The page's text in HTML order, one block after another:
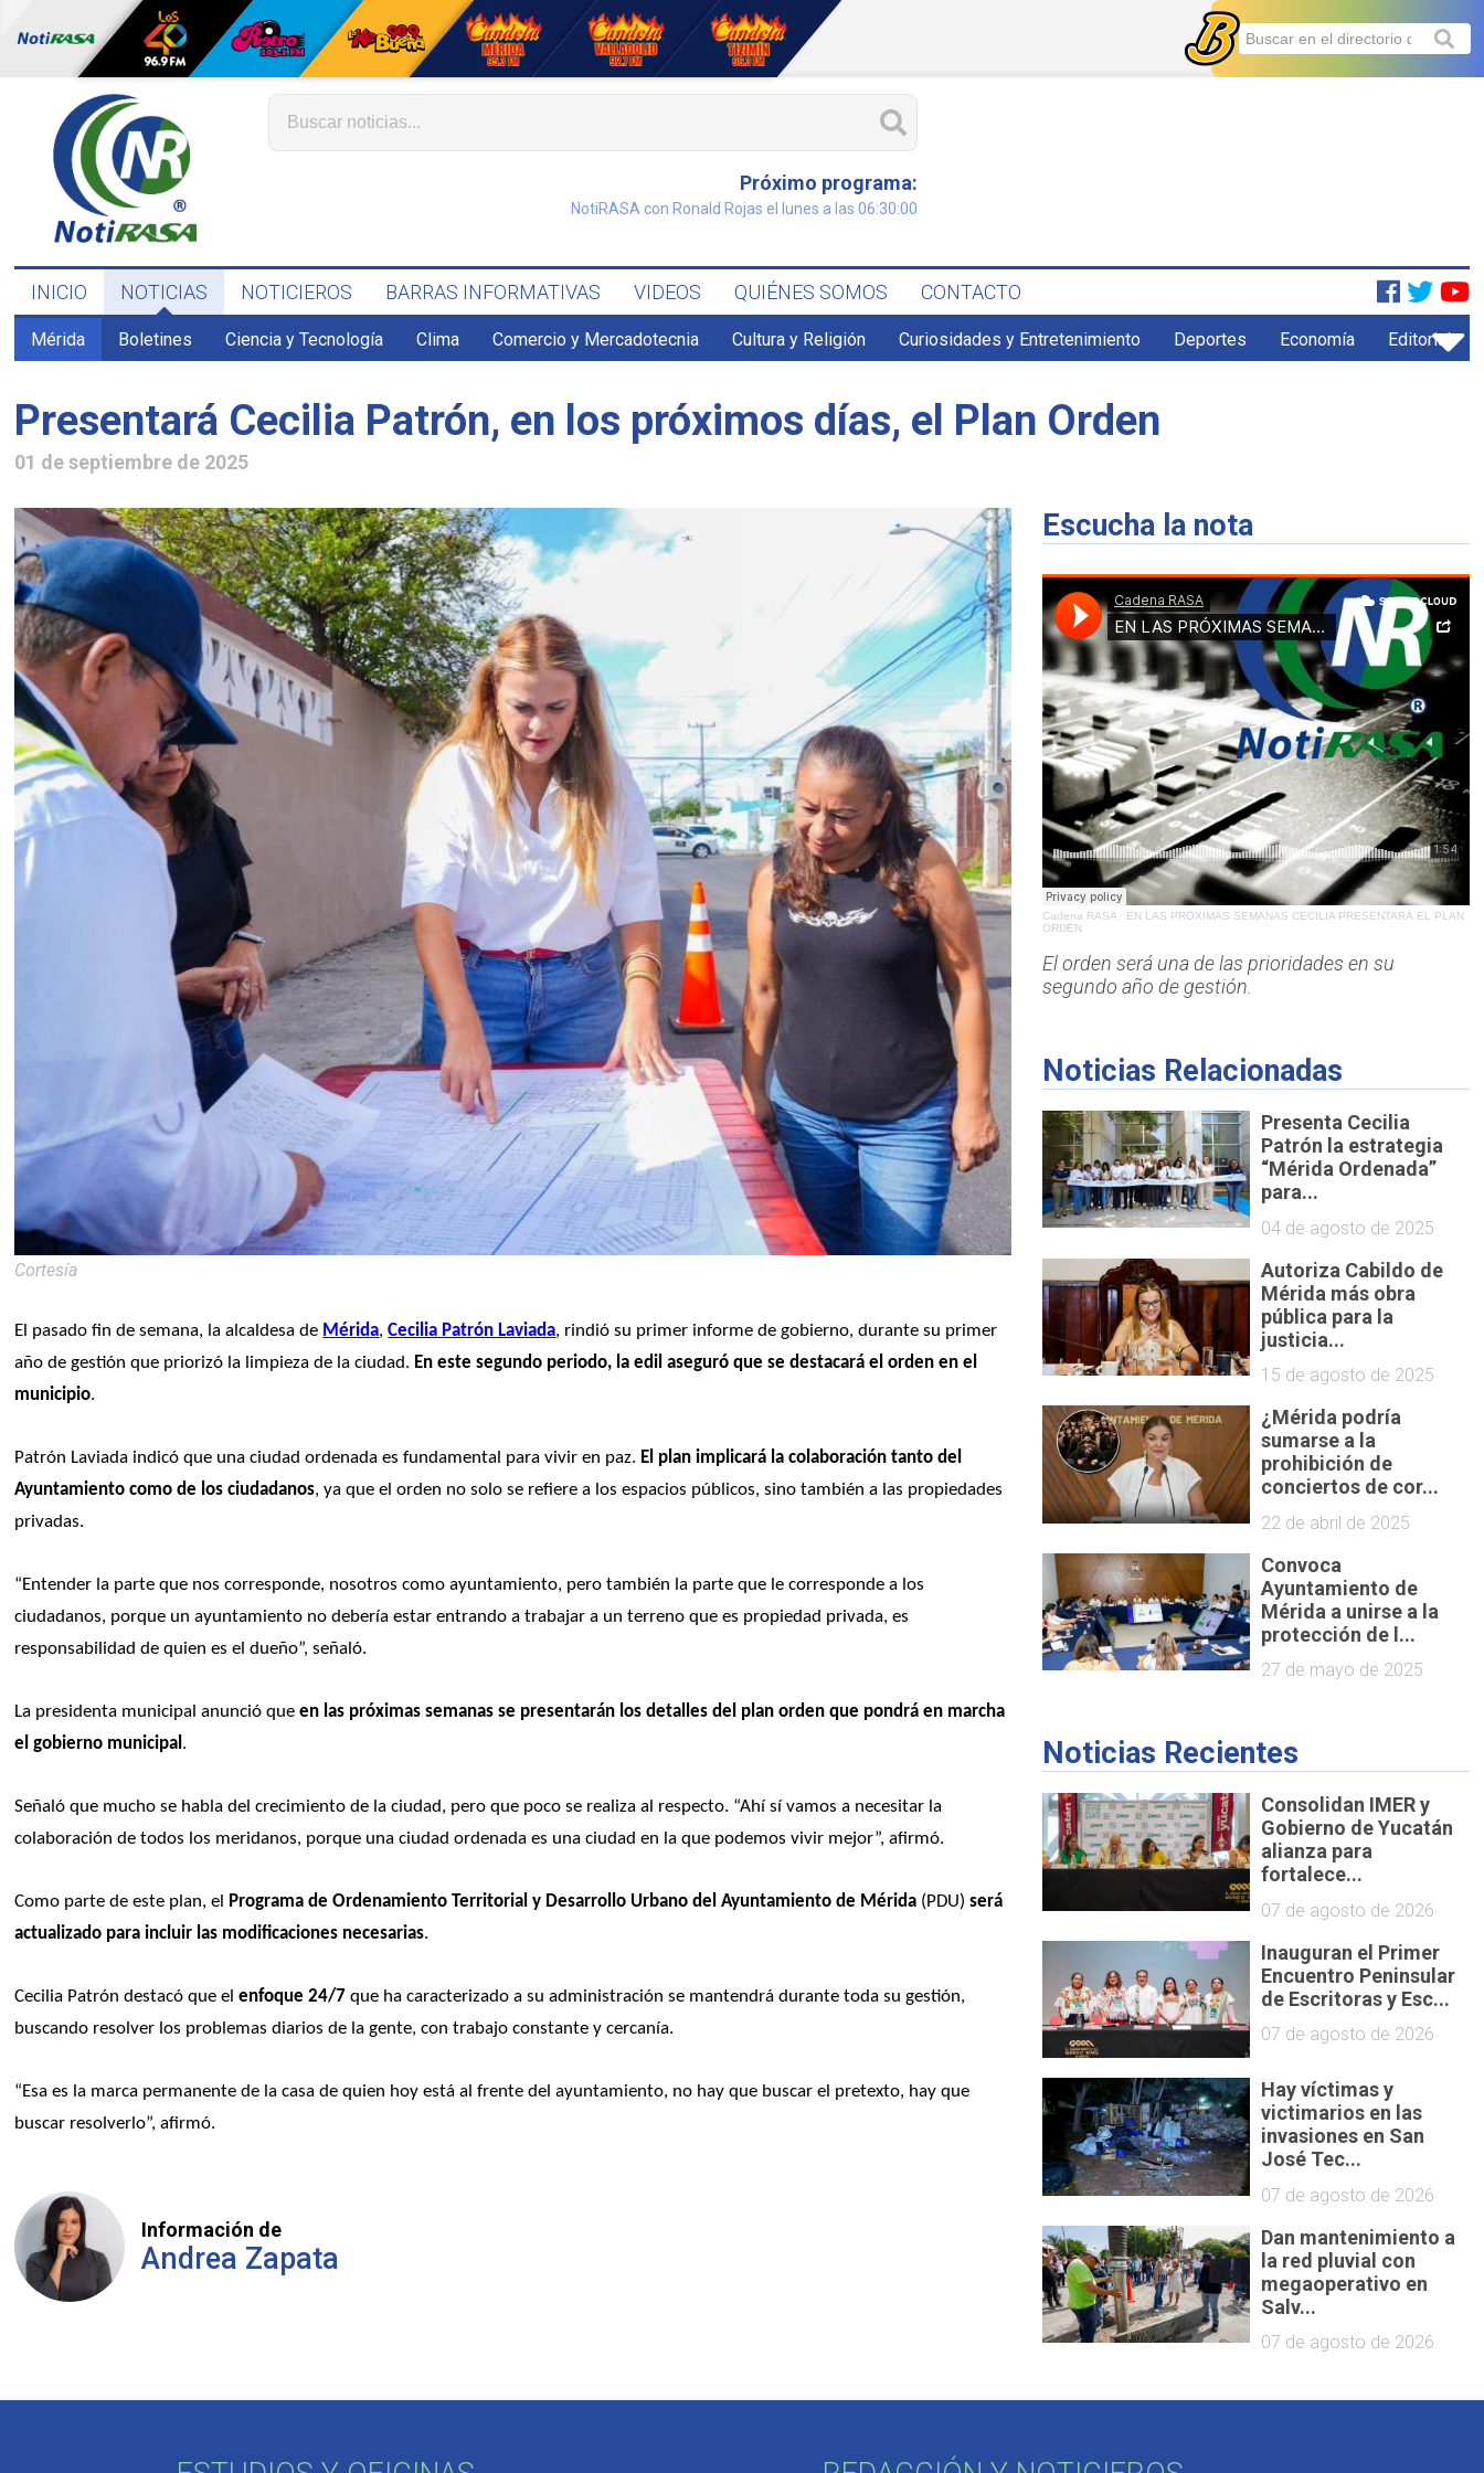
Próximo programa:
NotiRASA con Ronald Rojas el lunes a las 06:30:00
INICIO NOTICIAS NOTICIEROS BARRAS INFORMATIVAS VIDEOS QUIÉNES SOMOS CONTACTO
Mérida Boletines Ciencia y Tecnología Clima Comercio y Mercadotecnia Cultura y Religión Curiosidades y Entretenimiento Deportes Economía Editorial
Presentará Cecilia Patrón, en los próximos días, el Plan Orden
01 de septiembre de 2025
Cortesía
El pasado fin de semana, la alcaldesa de Mérida, Cecilia Patrón Laviada, rindió su primer informe de gobierno, durante su primer
año de gestión que priorizó la limpieza de la ciudad. En este segundo periodo, la edil aseguró que se destacará el orden en el
municipio.
Patrón Laviada indicó que una ciudad ordenada es fundamental para vivir en paz. El plan implicará la colaboración tanto del
Ayuntamiento como de los ciudadanos, ya que el orden no solo se refiere a los espacios públicos, sino también a las propiedades
privadas.
“Entender la parte que nos corresponde, nosotros como ayuntamiento, pero también la parte que le corresponde a los
ciudadanos, porque un ayuntamiento no debería estar entrando a trabajar a un terreno que es propiedad privada, es
responsabilidad de quien es el dueño”, señaló.
La presidenta municipal anunció que en las próximas semanas se presentarán los detalles del plan orden que pondrá en marcha
el gobierno municipal .
Señaló que mucho se habla del crecimiento de la ciudad, pero que poco se realiza al respecto. “Ahí sí vamos a necesitar la
colaboración de todos los meridanos, porque una ciudad ordenada es una ciudad en la que podemos vivir mejor”, afirmó.
Como parte de este plan, el Programa de Ordenamiento Territorial y Desarrollo Urbano del Ayuntamiento de Mérida (PDU) será
actualizado para incluir las modificaciones necesarias.
Cecilia Patrón destacó que el enfoque 24/7 que ha caracterizado a su administración se mantendrá durante toda su gestión,
buscando resolver los problemas diarios de la gente, con trabajo constante y cercanía.
“Esa es la marca permanente de la casa de quien hoy está al frente del ayuntamiento, no hay que buscar el pretexto, hay que
buscar resolverlo”, afirmó.
Información de
Andrea Zapata
Escucha la nota
Cadena RASA· EN LAS PRÓXIMAS SEMANAS CECILIA PRESENTARÁ EL PLAN
ORDEN
El orden será una de las prioridades en su
segundo año de gestión.
Noticias Relacionadas
Presenta Cecilia
Patrón la estrategia
“Mérida Ordenada”
para...
04 de agosto de 2025
Autoriza Cabildo de
Mérida más obra
pública para la
justicia...
15 de agosto de 2025
¿Mérida podría
sumarse a la
prohibición de
conciertos de cor...
22 de abril de 2025
Convoca
Ayuntamiento de
Mérida a unirse a la
protección de l...
27 de mayo de 2025
Noticias Recientes
Consolidan IMER y
Gobierno de Yucatán
alianza para
fortalece...
07 de agosto de 2026
Inauguran el Primer
Encuentro Peninsular
de Escritoras y Esc...
07 de agosto de 2026
Hay víctimas y
victimarios en las
invasiones en San
José Tec...
07 de agosto de 2026
Dan mantenimiento a
la red pluvial con
megaoperativo en
Salv...
07 de agosto de 2026